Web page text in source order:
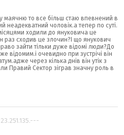
маячню то все більш стаю впевнений в
неадекватний чоловік.а тепер по суті.
ходили до януковича це
сходив це злочин?І що янукович
зайти тільки дуже відомі люди?До
відомим.і очевидно при зустрічі він
через кілька днів він утік з
Правий Сектор зіграв значну роль в